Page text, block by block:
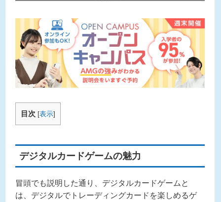
目次 [表示]
デジタルカードゲームの魅力
冒頭でも説明した通り、デジタルカードゲームと
は、デジタルでトレーディングカードを楽しめるゲ